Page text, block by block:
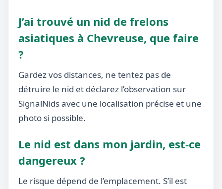
J’ai trouvé un nid de frelons
asiatiques à Chevreuse, que faire
?
Gardez vos distances, ne tentez pas de
détruire le nid et déclarez l’observation sur
SignalNids avec une localisation précise et une
photo si possible.
Le nid est dans mon jardin, est-ce
dangereux ?
Le risque dépend de l’emplacement. S’il est